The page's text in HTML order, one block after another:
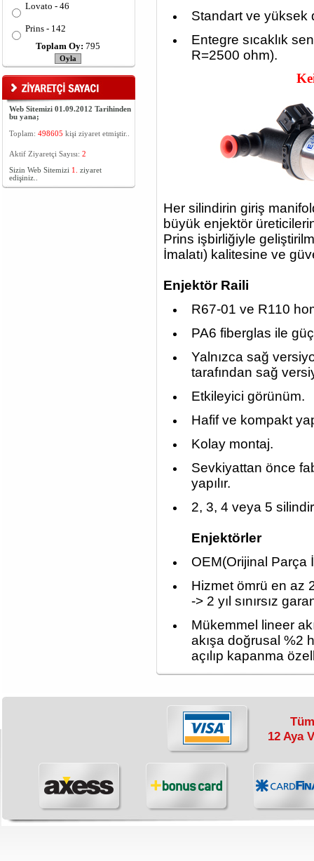
Lovato - 46
Prins - 142
Toplam Oy: 795
Web Sitemizi 01.09.2012 Tarihinden
bu yana;
Toplam: 498605 kişi ziyaret etmiştir..
Aktif Ziyaretçi Sayısı: 2
Sizin Web Sitemizi 1. ziyaret
edişiniz..
Standart ve yüksek
Entegre sıcaklık
R=2500 ohm).
Her silindirin giriş
büyük enjektör
Prins işbirliğiyle
İmalatı) kalitesine ve
Enjektör Raili
R67-01 ve R110
PA6 fiberglas ile
Yalnızca sağ
tarafından sağ
Etkileyici görünüm.
Hafif ve kompakt
Kolay montaj.
Sevkiyattan önce
yapılır.
2, 3, 4 veya 5
Enjektörler
OEM(Orijinal Parça
Hizmet ömrü en az
-> 2 yıl sınırsız
Mükemmel lineer
akışa doğrusal %2
açılıp kapanma
12 Aya